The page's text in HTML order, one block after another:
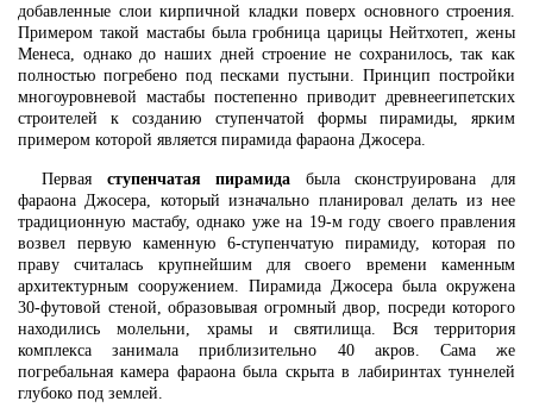
добавленные слои кирпичной кладки поверх основного строения.
Примером такой мастабы была гробница царицы Нейтхотеп, жены
Менеса, однако до наших дней строение не сохранилось, так как
полностью погребено под песками пустыни. Принцип постройки
многоуровневой мастабы постепенно приводит древнеегипетских
строителей к созданию ступенчатой формы пирамиды, ярким
примером которой является пирамида фараона Джосера.
Первая ступенчатая пирамида была сконструирована для
фараона Джосера, который изначально планировал делать из нее
традиционную мастабу, однако уже на 19-м году своего правления
возвел первую каменную 6-ступенчатую пирамиду, которая по
праву считалась крупнейшим для своего времени каменным
архитектурным сооружением. Пирамида Джосера была окружена
30-футовой стеной, образовывая огромный двор, посреди которого
находились молельни, храмы и святилища. Вся территория
комплекса занимала приблизительно 40 акров. Сама же
погребальная камера фараона была скрыта в лабиринтах туннелей
глубоко под землей.